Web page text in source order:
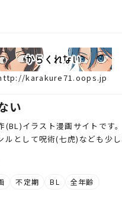
karakure71.oops.jp
い
(BL)イラスト漫画サイトです
ルとして呪術(七虎)なども少し
不定期 BL 全年齢